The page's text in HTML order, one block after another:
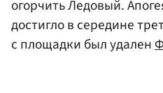
огорчить Ледовый.
достигло в середине
с площадки был удален